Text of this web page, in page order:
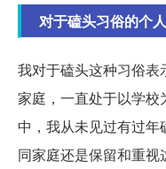
对于磕头习俗的个
我对于磕头这种习俗
家庭，一直处于以学
中，我从未见过有过
同家庭还是保留和重视